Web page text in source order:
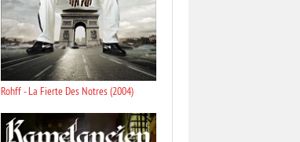
Rohff - La Fierte Des Notres (2004)